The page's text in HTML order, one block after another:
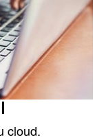
cloud.